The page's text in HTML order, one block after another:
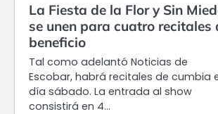
La Fiesta de la Flor y Sin
se unen para cuatro recitales
beneficio
Tal como adelantó Noticias de
Escobar, habrá recitales de cumbia
día sábado. La entrada al show
consistirá en 4…